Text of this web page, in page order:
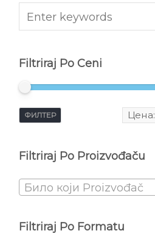
Filtriraj Po Ceni
ФИЛТЕР Цена:
Filtriraj Po Proizvođaču
Било који Proizvođač
Filtriraj Po Formatu